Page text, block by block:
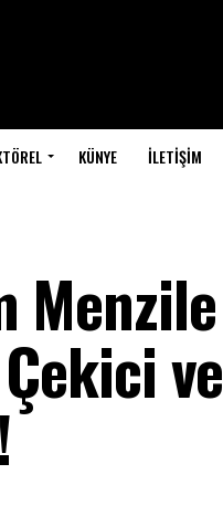
KÜNYE İLETIŞIM
Menzile
ve